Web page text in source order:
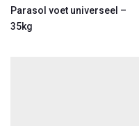
Parasol voet universeel –
35kg